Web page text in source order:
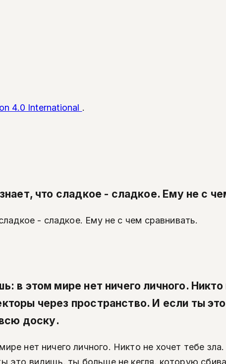
4.0 International .
что сладкое - сладкое. Ему не с
- сладкое. Ему не с чем сравнивать.
в этом мире нет ничего личного. Никто
через пространство. И если ты
доску.
нет ничего личного. Никто не хочет тебе
это видишь, ты больше не кегля, которую